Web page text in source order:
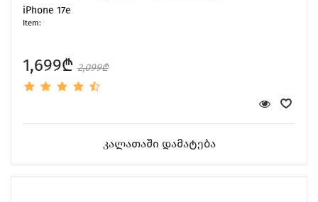
iPhone 17e
Item:
1,699₾ 2,099₾
კალათაში დამატება